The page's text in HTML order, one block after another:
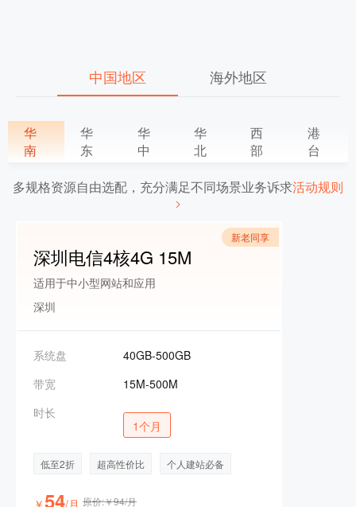
中国地区 海外地区
华
南
华
东
华
中
华
北
西
部
港
台
多规格资源自由选配，充分满足不同场景业务诉求活动规则
新老同享
深圳电信4核4G 15M
适用于中小型网站和应用
深圳
系统盘
40GB-500GB
带宽
15M-500M
时长
1个月
低至2折 超高性价比 个人建站必备
￥54/月 原价:￥94/月